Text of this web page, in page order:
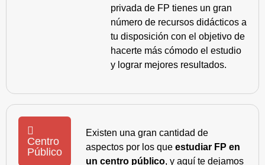
privada de FP tienes un gran
número de recursos didácticos a
tu disposición con el objetivo de
hacerte más cómodo el estudio
y lograr mejores resultados.
Centro
Público
Existen una gran cantidad de
aspectos por los que estudiar FP en
un centro público, y aquí te dejamos